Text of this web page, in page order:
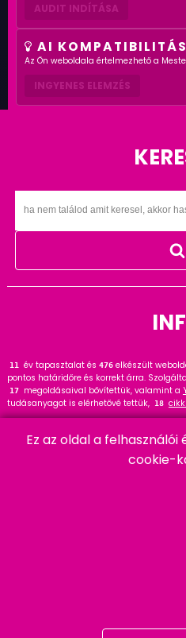
AUDIT INDÍTÁSA
AI
Az Ön weboldala értelmezhető a
INGYENES ELEMZÉS
12 év tapasztalat és 476elkészült
pontos határidőre és korrekt árra.
17 megoldásaival bővítettük, valamint a
tudásanyagot is elérhetővé tettük, 18
szakértőként ajánlom a 91 cikket és
Ez az oldal a
cookie-